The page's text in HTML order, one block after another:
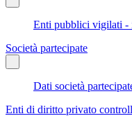
Enti pubblici vigilati -
Società partecipate
Dati società
Enti di diritto privato